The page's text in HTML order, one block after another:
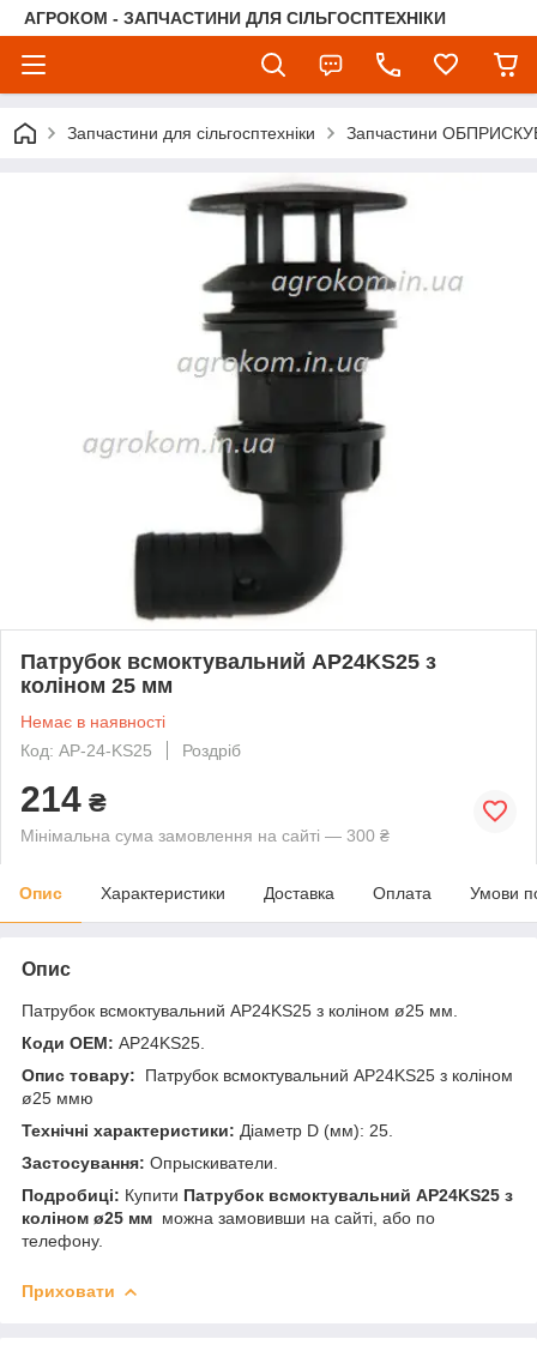
АГРОКОМ - ЗАПЧАСТИНИ ДЛЯ СІЛЬГОСПТЕХНІКИ
Запчастини для сільгосптехніки Запчастини
Патрубок всмоктувальний AP24KS25 з
коліном 25 мм
Немає в наявності
Код: AP-24-KS25
Роздріб
214 ₴
Мінімальна сума замовлення на сайті — 300 ₴
Опис Характеристики Доставка Оплата Умови
Опис
Патрубок всмоктувальний AP24KS25 з коліном ø25 мм.
Коди ОЕМ: AP24KS25.
Опис товару: Патрубок всмоктувальний AP24KS25 з коліном
ø25 ммю
Технічні характеристики: Діаметр D (мм): 25.
Застосування: Опрыскиватели.
Подробиці: Купити Патрубок всмоктувальний AP24KS25 з
коліном ø25 мм можна замовивши на сайті, або по
телефону.
Приховати